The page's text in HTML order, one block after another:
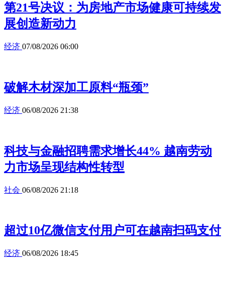
第21号决议：为房地产市场健康可持续发
展创造新动力
经济 07/08/2026 06:00
破解木材深加工原料“瓶颈”
经济 06/08/2026 21:38
科技与金融招聘需求增长44% 越南劳动
力市场呈现结构性转型
社会 06/08/2026 21:18
超过10亿微信支付用户可在越南扫码支付
经济 06/08/2026 18:45